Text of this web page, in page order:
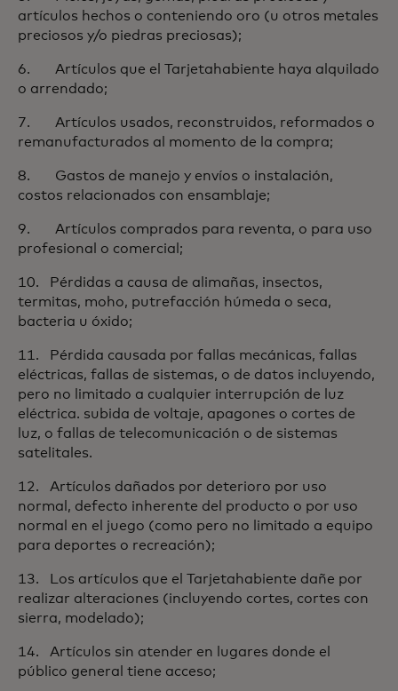
artículos hechos o conteniendo oro (u otros metales
preciosos y/o piedras preciosas);
6. Artículos que el Tarjetahabiente haya alquilado
o arrendado;
7. Artículos usados, reconstruidos, reformados o
remanufacturados al momento de la compra;
8. Gastos de manejo y envíos o instalación,
costos relacionados con ensamblaje;
9. Artículos comprados para reventa, o para uso
profesional o comercial;
10. Pérdidas a causa de alimañas, insectos,
termitas, moho, putrefacción húmeda o seca,
bacteria u óxido;
11. Pérdida causada por fallas mecánicas, fallas
eléctricas, fallas de sistemas, o de datos incluyendo,
pero no limitado a cualquier interrupción de luz
eléctrica. subida de voltaje, apagones o cortes de
luz, o fallas de telecomunicación o de sistemas
satelitales.
12. Artículos dañados por deterioro por uso
normal, defecto inherente del producto o por uso
normal en el juego (como pero no limitado a equipo
para deportes o recreación);
13. Los artículos que el Tarjetahabiente dañe por
realizar alteraciones (incluyendo cortes, cortes con
sierra, modelado);
14. Artículos sin atender en lugares donde el
público general tiene acceso;